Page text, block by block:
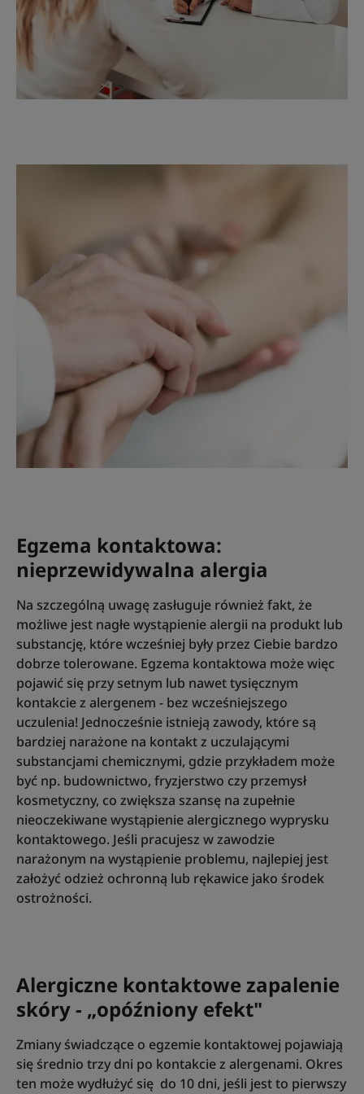
Egzema kontaktowa:
nieprzewidywalna alergia
Na szczególną uwagę zasługuje również fakt, że
możliwe jest nagłe wystąpienie alergii na produkt lub
substancję, które wcześniej były przez Ciebie bardzo
dobrze tolerowane. Egzema kontaktowa może więc
pojawić się przy setnym lub nawet tysięcznym
kontakcie z alergenem - bez wcześniejszego
uczulenia! Jednocześnie istnieją zawody, które są
bardziej narażone na kontakt z uczulającymi
substancjami chemicznymi, gdzie przykładem może
być np. budownictwo, fryzjerstwo czy przemysł
kosmetyczny, co zwiększa szansę na zupełnie
nieoczekiwane wystąpienie alergicznego wyprysku
kontaktowego. Jeśli pracujesz w zawodzie
narażonym na wystąpienie problemu, najlepiej jest
założyć odzież ochronną lub rękawice jako środek
ostrożności.
Alergiczne kontaktowe zapalenie
skóry - „opóźniony efekt"
Zmiany świadczące o egzemie kontaktowej pojawiają
się średnio trzy dni po kontakcie z alergenami. Okres
ten może wydłużyć się do 10 dni, jeśli jest to pierwszy